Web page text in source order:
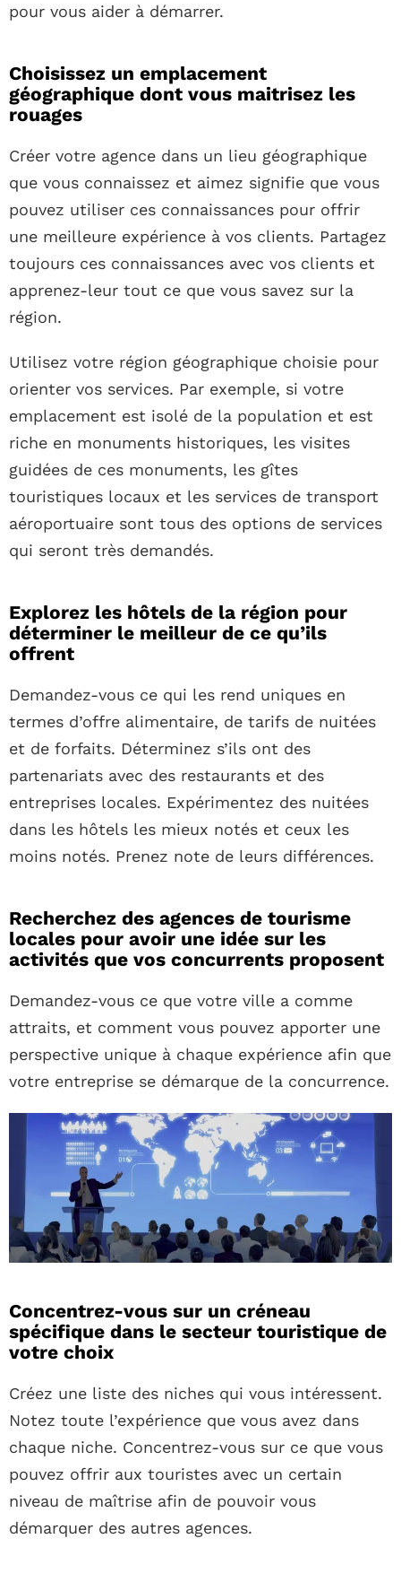
pour vous aider à démarrer.
Choisissez un emplacement
géographique dont vous maitrisez les
rouages
Créer votre agence dans un lieu géographique
que vous connaissez et aimez signifie que vous
pouvez utiliser ces connaissances pour offrir
une meilleure expérience à vos clients. Partagez
toujours ces connaissances avec vos clients et
apprenez-leur tout ce que vous savez sur la
région.
Utilisez votre région géographique choisie pour
orienter vos services. Par exemple, si votre
emplacement est isolé de la population et est
riche en monuments historiques, les visites
guidées de ces monuments, les gîtes
touristiques locaux et les services de transport
aéroportuaire sont tous des options de services
qui seront très demandés.
Explorez les hôtels de la région pour
déterminer le meilleur de ce qu’ils
offrent
Demandez-vous ce qui les rend uniques en
termes d’offre alimentaire, de tarifs de nuitées
et de forfaits. Déterminez s’ils ont des
partenariats avec des restaurants et des
entreprises locales. Expérimentez des nuitées
dans les hôtels les mieux notés et ceux les
moins notés. Prenez note de leurs différences.
Recherchez des agences de tourisme
locales pour avoir une idée sur les
activités que vos concurrents proposent
Demandez-vous ce que votre ville a comme
attraits, et comment vous pouvez apporter une
perspective unique à chaque expérience afin que
votre entreprise se démarque de la concurrence.
Concentrez-vous sur un créneau
spécifique dans le secteur touristique de
votre choix
Créez une liste des niches qui vous intéressent.
Notez toute l’expérience que vous avez dans
chaque niche. Concentrez-vous sur ce que vous
pouvez offrir aux touristes avec un certain
niveau de maîtrise afin de pouvoir vous
démarquer des autres agences.